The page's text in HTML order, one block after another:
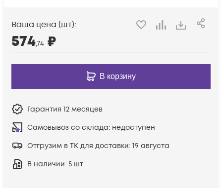
Ваша цена (шт):
574,74 ₽
В корзину
Гарантия 12 месяцев
Самовывоз со склада: недоступен
Отгрузим в ТК для доставки: 19 августа
В наличии: 5 шт